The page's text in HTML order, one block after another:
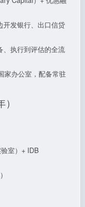
开发银行、出口信贷
、执行到评估的全流
家办公室，配备常驻
室）+ IDB